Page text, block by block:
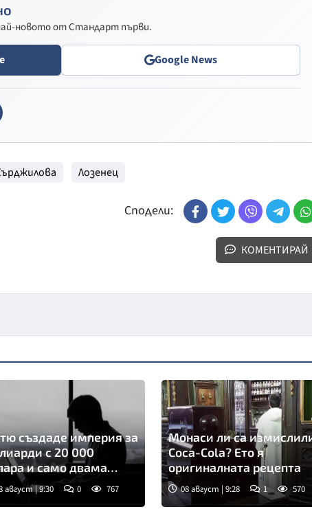
новото от Стандарт първи.
Google News
Лозенец
Сподели:
КОМЕНТИРАЙ
създаде империя за
с 20 000
и само двама
август | 9:30 0 767
Монаси ли са
Coca-Cola? Ето я
оригиналната рецепта
08 август | 9:28 1 570